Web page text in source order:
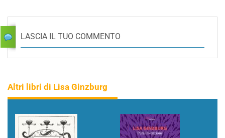
LASCIA IL TUO COMMENTO
Altri libri di Lisa Ginzburg